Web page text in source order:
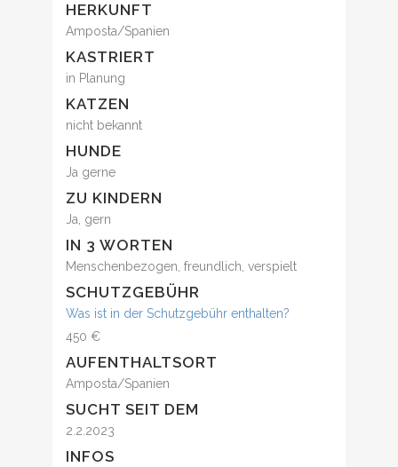
HERKUNFT
Amposta/Spanien
KASTRIERT
in Planung
KATZEN
nicht bekannt
HUNDE
Ja gerne
ZU KINDERN
Ja, gern
IN 3 WORTEN
Menschenbezogen, freundlich, verspielt
SCHUTZGEBÜHR
Was ist in der Schutzgebühr enthalten?
450 €
AUFENTHALTSORT
Amposta/Spanien
SUCHT SEIT DEM
2.2.2023
INFOS